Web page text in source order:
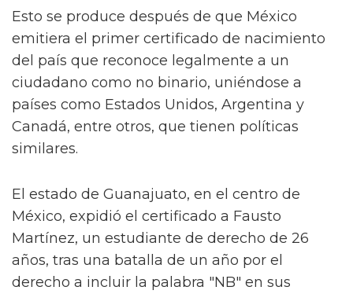
Esto se produce después de que México
emitiera el primer certificado de nacimiento
del país que reconoce legalmente a un
ciudadano como no binario, uniéndose a
países como Estados Unidos, Argentina y
Canadá, entre otros, que tienen políticas
similares.
El estado de Guanajuato, en el centro de
México, expidió el certificado a Fausto
Martínez, un estudiante de derecho de 26
años, tras una batalla de un año por el
derecho a incluir la palabra "NB" en sus